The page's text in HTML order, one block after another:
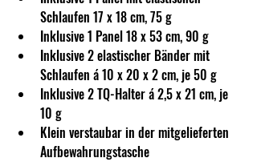
Schlaufen 17 x 18 cm, 75 g
Inklusive 1 Panel 18 x 53 cm, 90 g
Inklusive 2 elastischer Bänder mit
Schlaufen á 10 x 20 x 2 cm, je 50 g
Inklusive 2 TQ-Halter á 2,5 x 21 cm, je
10 g
Klein verstaubar in der mitgelieferten
Aufbewahrungstasche